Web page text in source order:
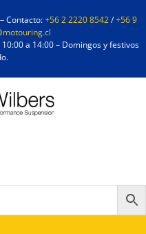
Contacto:+56 2 2220 8542/+56 9
a 14:00 – Domingos y festivos